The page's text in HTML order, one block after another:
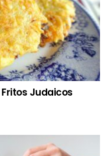
Judaicos